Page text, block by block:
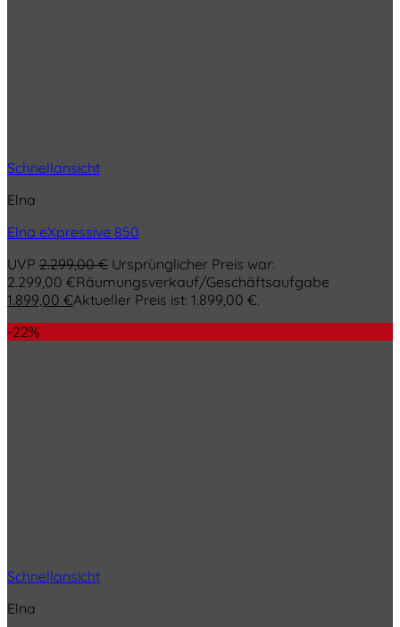
Schnellansicht
Elna
Elna eXpressive 850
UVP 2.299,00€ Ursprünglicher Preis war:
2.299,00 €Räumungsverkauf/Geschäftsaufgabe
1.899,00 €Aktueller Preis ist: 1.899,00 €.
-22%
Schnellansicht
Elna